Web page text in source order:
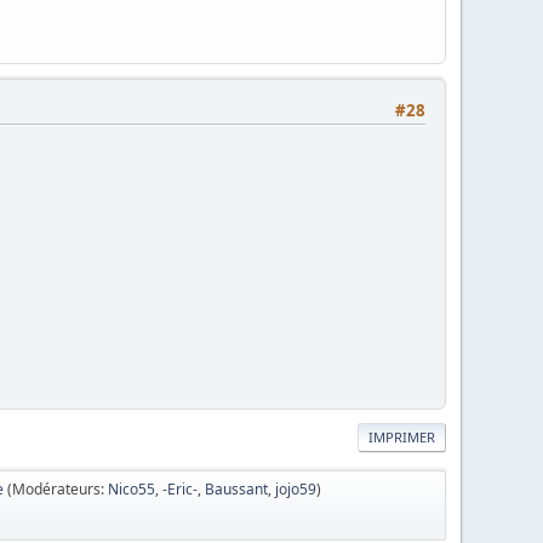
#28
IMPRIMER
(Modérateurs: Nico55,-Eric-, Baussant, jojo59)